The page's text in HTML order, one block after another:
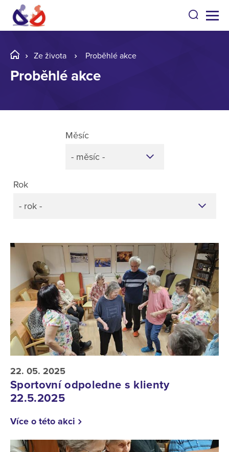
Ze života Proběhlé akce
Proběhlé akce
Rok
- rok -
Měsíc
- měsíc -
22. 05. 2025
Sportovní odpoledne s klienty
22.5.2025
Více o této akci